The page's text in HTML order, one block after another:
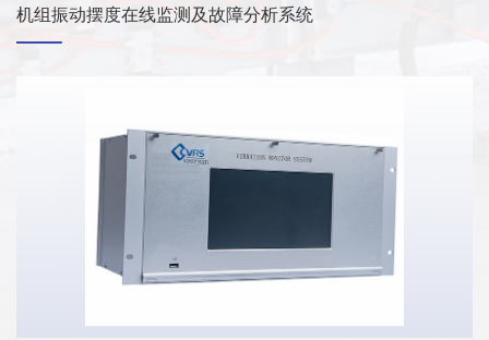
机组振动摆度在线监测及故障分析系统